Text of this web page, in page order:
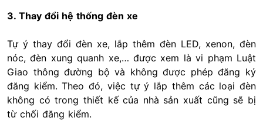
3. Thay đổi hệ thống đèn xe
Tự ý thay đổi đèn xe, lắp thêm đèn LED, xenon, đèn
nóc, đèn xung quanh xe,… được xem là vi phạm Luật
Giao thông đường bộ và không được phép đăng ký
đăng kiểm. Theo đó, việc tự ý lắp thêm các loại đèn
không có trong thiết kế của nhà sản xuất cũng sẽ bị
từ chối đăng kiểm.